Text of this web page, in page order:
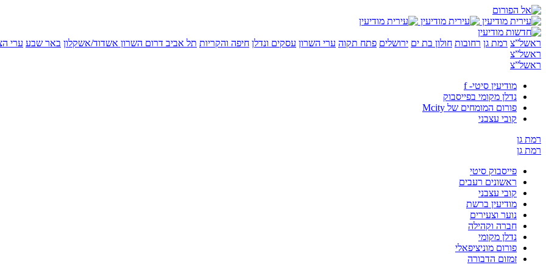
ראשל”צ רמת גן רחובות חולון בת ים ירושלים פתח תקוה ערי השרון עסקים ונדלן חיפה והקריות תל אביב דרום השרון אשדוד/אשקלון באר שבע ערי
ראשל”צ
ראשל”צ
מודיעין סיטי- f
נדלן מקומי בפייסבוק
פורום המומחים של Mcity
קובי עצבני
רמת גן
רמת גן
פייסבוק סיטי
ראשונים רעבים
קובי עצבני
מודיעין ברשת
נוער וצעירים
חברה וקהילה
נדלן מקומי
פורום מוניציפאלי
זמזום הדבורה